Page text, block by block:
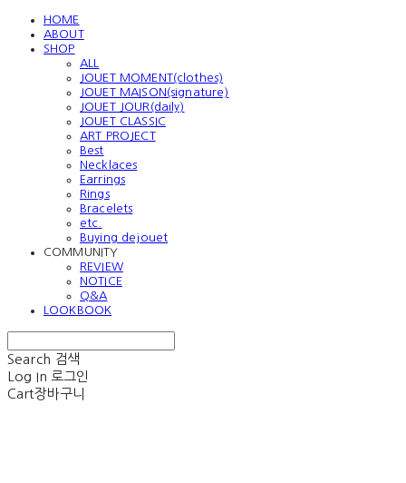
HOME
ABOUT
SHOP
ALL
JOUET MOMENT(clothes)
JOUET MAISON(signature)
JOUET JOUR(daily)
JOUET CLASSIC
ART PROJECT
Best
Necklaces
Earrings
Rings
Bracelets
etc.
Buying dejouet
COMMUNITY
REVIEW
NOTICE
Q&A
LOOKBOOK
Search 검색
Log In 로그인
Cart장바구니